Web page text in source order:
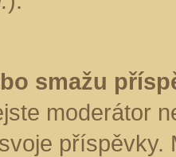
smažu
moderátor